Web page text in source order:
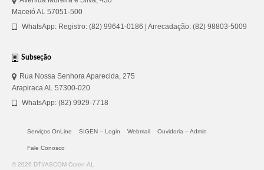
Maceió AL 57051-500
WhatsApp: Registro: (82) 99641-0186 | Arrecadação: (82) 98803-5009
Subseção
Rua Nossa Senhora Aparecida, 275
Arapiraca AL 57300-020
WhatsApp: (82) 9929-7718
Serviços OnLine SIGEN – Login Webmail Ouvidoria – Admin
Fale Conosco
© 2026 DTI/ASCOM Coren-AL